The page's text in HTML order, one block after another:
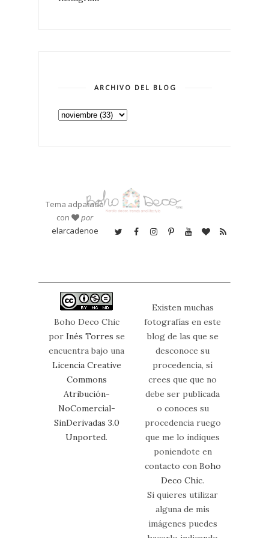
ARCHIVO DEL BLOG
Tema adpatado
con
por
elarcadenoe
Boho Deco Chic
por Inés Torres se
encuentra bajo una
Licencia Creative
Commons
Atribución-
NoComercial-
SinDerivadas 3.0
Unported.
Existen muchas
fotografías en este
blog de las que se
desconoce su
procedencia, sí
crees que que no
debe ser publicada
o conoces su
procedencia ruego
que me lo indiques
poniendote en
contacto con Boho
Deco Chic.
Si quieres utilizar
alguna de mis
imágenes puedes